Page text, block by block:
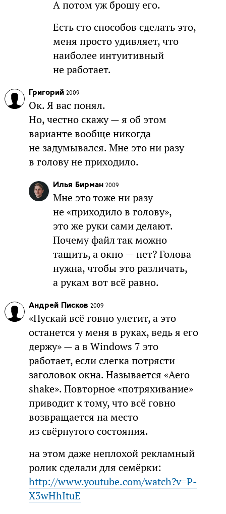
А потом уж брошу его.
Есть сто способов сделать это,
меня просто удивляет, что
наиболее интуитивный
не работает.
Григорий 2009
Ок. Я вас понял.
Но, честно скажу — я об этом
варианте вообще никогда
не задумывался. Мне это ни разу
в голову не приходило.
Илья Бирман 2009
Мне это тоже ни разу
не «приходило в голову»,
это же руки сами делают.
Почему файл так можно
тащить, а окно — нет? Голова
нужна, чтобы это различать,
а рукам вот всё равно.
Андрей Писков 2009
«Пускай всё говно улетит, а это
останется у меня в руках, ведь я его
держу» — а в Windows 7 это
работает, если слегка потрясти
заголовок окна. Называется «Aero
shake». Повторное «потряхивание»
приводит к тому, что всё говно
возвращается на место
из свёрнутого состояния.
на этом даже неплохой рекламный
ролик сделали для семёрки:
http://www.youtube.com/watch?v=P-
X3wHhItuE